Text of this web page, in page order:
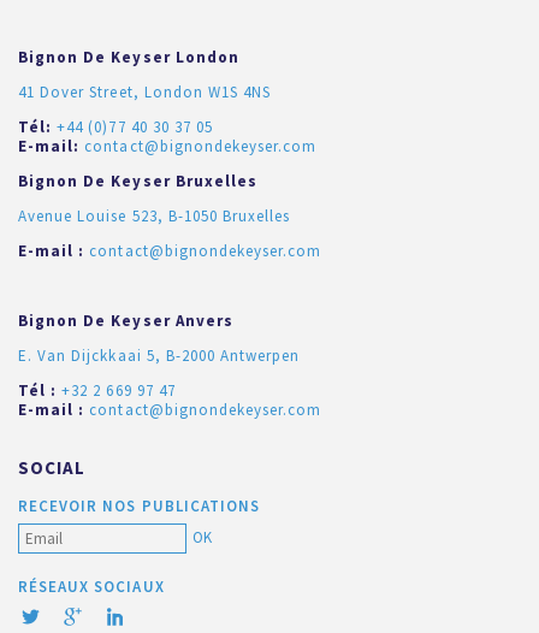
Bignon De Keyser London
41 Dover Street, London W1S 4NS
Tél:+44 (0)77 40 30 37 05
E-mail: contact@bignondekeyser.com
Bignon De Keyser Bruxelles
Avenue Louise 523, B-1050 Bruxelles
E-mail : contact@bignondekeyser.com
Bignon De Keyser Anvers
E. Van Dijckkaai 5, B-2000 Antwerpen
Tél :+32 2 669 97 47
E-mail : contact@bignondekeyser.com
SOCIAL
RECEVOIR NOS PUBLICATIONS
OK
RÉSEAUX SOCIAUX